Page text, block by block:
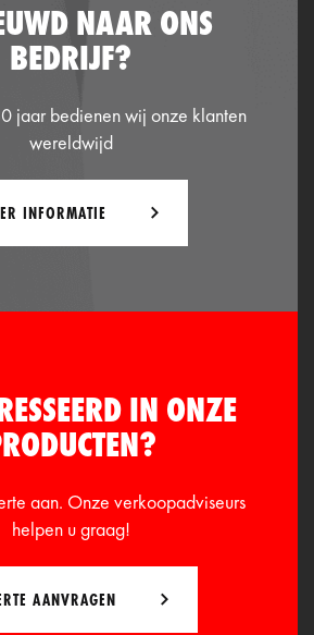
NAAR ONS
BEDRIJF?
jaar bedienen wij onze klanten
wereldwijd
INFORMATIE
IN ONZE
aan. Onze verkoopadviseurs
helpen u graag!
AANVRAGEN